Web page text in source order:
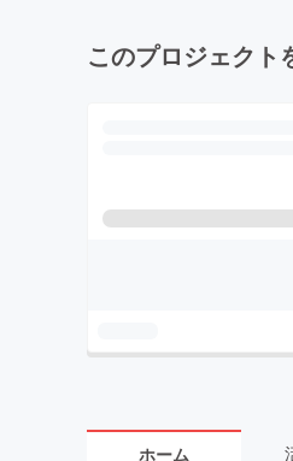
このプロジェクト
ホーム